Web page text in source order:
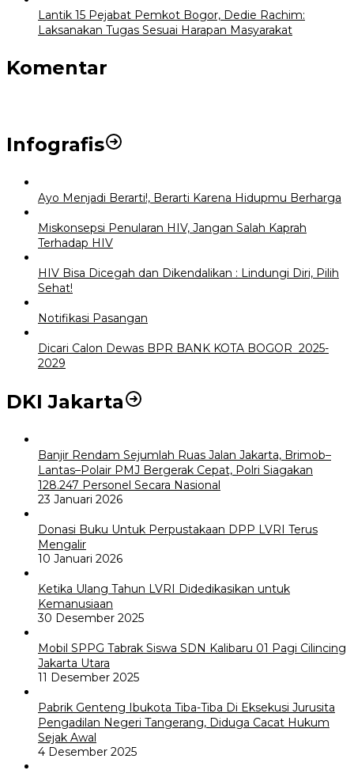
Lantik 15 Pejabat Pemkot Bogor, Dedie Rachim:
Laksanakan Tugas Sesuai Harapan Masyarakat
Komentar
Infografis
Ayo Menjadi Berarti!, Berarti Karena Hidupmu Berharga
Miskonsepsi Penularan HIV, Jangan Salah Kaprah
Terhadap HIV
HIV Bisa Dicegah dan Dikendalikan : Lindungi Diri, Pilih
Sehat!
Notifikasi Pasangan
Dicari Calon Dewas BPR BANK KOTA BOGOR 2025-
2029
DKI Jakarta
Banjir Rendam Sejumlah Ruas Jalan Jakarta, Brimob–
Lantas–Polair PMJ Bergerak Cepat, Polri Siagakan
128.247 Personel Secara Nasional
23 Januari 2026
Donasi Buku Untuk Perpustakaan DPP LVRI Terus
Mengalir
10 Januari 2026
Ketika Ulang Tahun LVRI Didedikasikan untuk
Kemanusiaan
30 Desember 2025
Mobil SPPG Tabrak Siswa SDN Kalibaru 01 Pagi Cilincing
Jakarta Utara
11 Desember 2025
Pabrik Genteng Ibukota Tiba-Tiba Di Eksekusi Jurusita
Pengadilan Negeri Tangerang, Diduga Cacat Hukum
Sejak Awal
4 Desember 2025